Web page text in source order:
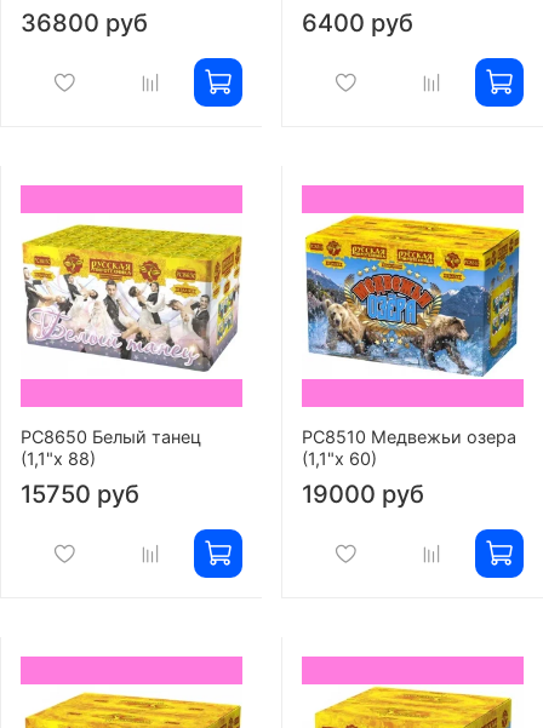
36800 руб 6400 руб
РС8650 Белый танец
(1,1"х 88)
15750 руб
РС8510 Медвежьи озера
(1,1"х 60)
19000 руб